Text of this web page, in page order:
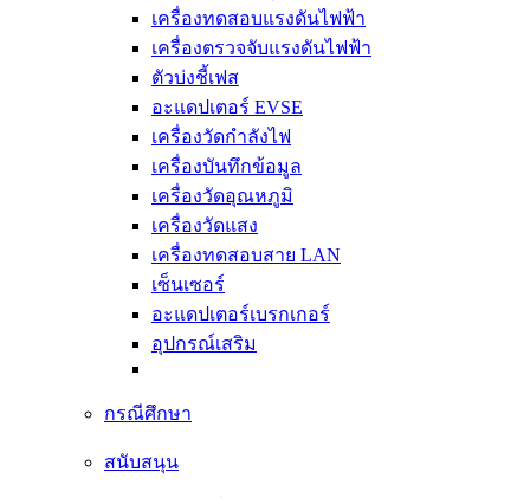
เครื่องทดสอบแรงดันไฟฟ้า
เครื่องตรวจจับแรงดันไฟฟ้า
ตัวบ่งชี้เฟส
อะแดปเตอร์ EVSE
เครื่องวัดกำลังไฟ
เครื่องบันทึกข้อมูล
เครื่องวัดอุณหภูมิ
เครื่องวัดแสง
เครื่องทดสอบสาย LAN
เซ็นเซอร์
อะแดปเตอร์เบรกเกอร์
อุปกรณ์เสริม
กรณีศึกษา
สนับสนุน